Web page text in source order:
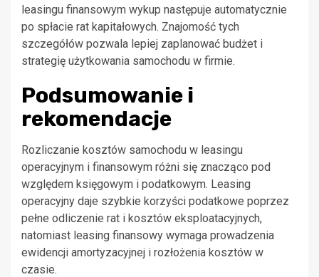
leasingu finansowym wykup następuje automatycznie
po spłacie rat kapitałowych. Znajomość tych
szczegółów pozwala lepiej zaplanować budżet i
strategię użytkowania samochodu w firmie.
Podsumowanie i
rekomendacje
Rozliczanie kosztów samochodu w leasingu
operacyjnym i finansowym różni się znacząco pod
względem księgowym i podatkowym. Leasing
operacyjny daje szybkie korzyści podatkowe poprzez
pełne odliczenie rat i kosztów eksploatacyjnych,
natomiast leasing finansowy wymaga prowadzenia
ewidencji amortyzacyjnej i rozłożenia kosztów w
czasie.